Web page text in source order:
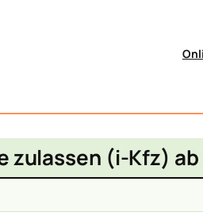
zulassen (i-Kfz) ab